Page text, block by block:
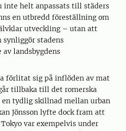
inte helt anpassats till städers
en utbredd föreställning om
utveckling – utan att
synliggör stadens
av landsbygdens
förlitat sig på inflöden av mat
tillbaka till det romerska
tydlig skillnad mellan urban
Jönsson lyfte dock fram att
var exempelvis under